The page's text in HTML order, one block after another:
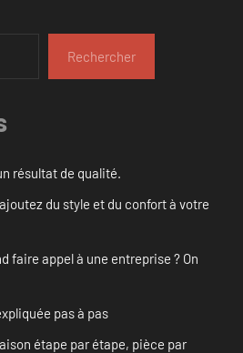
Rechercher
résultat de qualité.
du style et du confort à votre
faire appel à une entreprise ? On
pas à pas
étape par étape, pièce par